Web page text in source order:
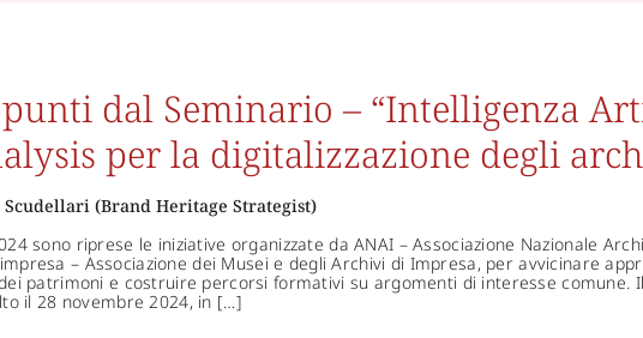
dal Seminario – “Intelligenza
per la digitalizzazione degli
Scudellari (Brand Heritage Strategist)
sono riprese le iniziative organizzate da ANAI – Associazione Nazionale
– Associazione dei Musei e degli Archivi di Impresa, per avvicinare
patrimoni e costruire percorsi formativi su argomenti di interesse comune.
il 28 novembre 2024, in […]